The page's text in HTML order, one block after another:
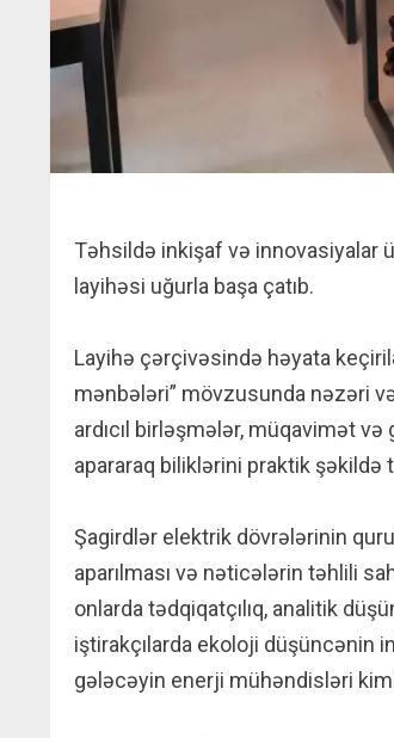
Təhsildə inkişaf və innovasiyalar
layihəsi uğurla başa çatıb.
Layihə çərçivəsində həyata
mənbələri” mövzusunda nəzəri
ardıcıl birləşmələr, müqavimət
apararaq biliklərini praktik şəkildə
Şagirdlər elektrik dövrələrinin
aparılması və nəticələrin təhlili
onlarda tədqiqatçılıq, analitik
iştirakçılarda ekoloji düşüncənin
gələcəyin enerji mühəndisləri